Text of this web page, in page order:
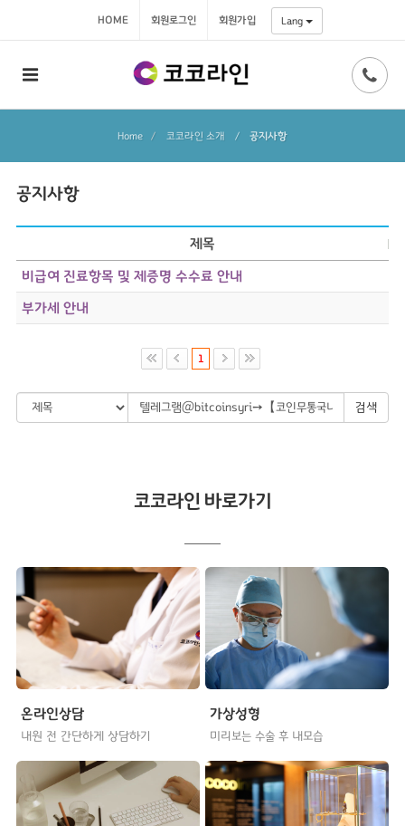
HOME 회원로그인 회원가입 Lang
Home 코코라인 소개 / 공지사항
공지사항
제목
비급여 진료항목 및 제증명 수수료 안내
부가세 안내
1
검색
코코라인 바로가기
온라인상담
내원 전 간단하게 상담하기
가상성형
미리보는 수술 후 내모습